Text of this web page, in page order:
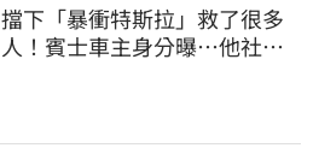
擋下「暴衝特斯拉」救了很多
人！賓士車主身分曝…他社群